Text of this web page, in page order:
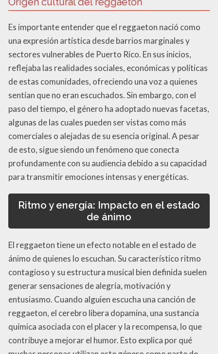
Es importante entender que el reggaeton nació como
una expresión artística desde barrios marginales y
sectores vulnerables de Puerto Rico. En sus inicios,
reflejaba las realidades sociales, económicas y políticas
de estas comunidades, ofreciendo una voz a quienes
sentían que no eran escuchados. Sin embargo, con el
paso del tiempo, el género ha adoptado nuevas facetas,
algunas de las cuales pueden ser vistas como más
comerciales o alejadas de su esencia original. A pesar
de esto, sigue siendo un fenómeno que conecta
profundamente con su audiencia debido a su capacidad
para transmitir emociones intensas y energéticas.
Ritmo y energía: Impacto en el estado
de ánimo
El reggaeton tiene un efecto notable en el estado de
ánimo de quienes lo escuchan. Su característico ritmo
contagioso y su estructura musical bien definida suelen
generar sensaciones de alegría, motivación y
entusiasmo. Cuando alguien escucha una canción de
reggaeton, el cerebro libera dopamina, una sustancia
química asociada con el placer y la recompensa, lo que
contribuye a mejorar el humor. Esto explica por qué